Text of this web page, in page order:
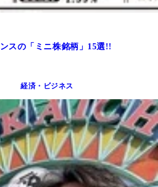
スの「ミニ株銘柄」15選!!
経済・ビジネス